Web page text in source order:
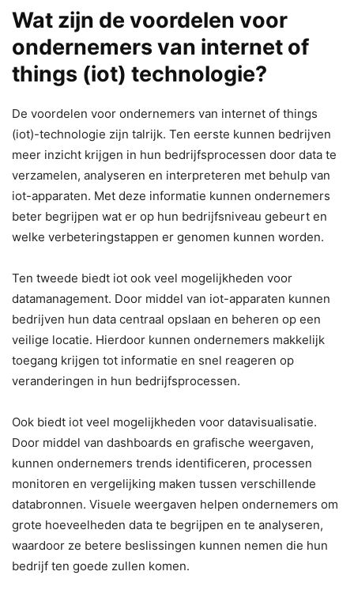
Wat zijn de voordelen voor
ondernemers van internet of
things (iot) technologie?
De voordelen voor ondernemers van internet of things
(iot)-technologie zijn talrijk. Ten eerste kunnen bedrijven
meer inzicht krijgen in hun bedrijfsprocessen door data te
verzamelen, analyseren en interpreteren met behulp van
iot-apparaten. Met deze informatie kunnen ondernemers
beter begrijpen wat er op hun bedrijfsniveau gebeurt en
welke verbeteringstappen er genomen kunnen worden.
Ten tweede biedt iot ook veel mogelijkheden voor
datamanagement. Door middel van iot-apparaten kunnen
bedrijven hun data centraal opslaan en beheren op een
veilige locatie. Hierdoor kunnen ondernemers makkelijk
toegang krijgen tot informatie en snel reageren op
veranderingen in hun bedrijfsprocessen.
Ook biedt iot veel mogelijkheden voor datavisualisatie.
Door middel van dashboards en grafische weergaven,
kunnen ondernemers trends identificeren, processen
monitoren en vergelijking maken tussen verschillende
databronnen. Visuele weergaven helpen ondernemers om
grote hoeveelheden data te begrijpen en te analyseren,
waardoor ze betere beslissingen kunnen nemen die hun
bedrijf ten goede zullen komen.